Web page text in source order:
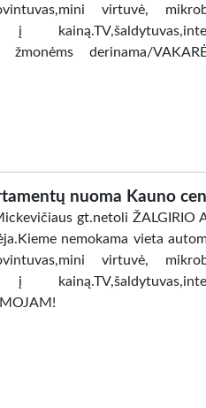
virtuvė,
derinama/
nuoma Kauno
gt.netoli ŽALGIRIO
nemokama vieta
virtuvė,